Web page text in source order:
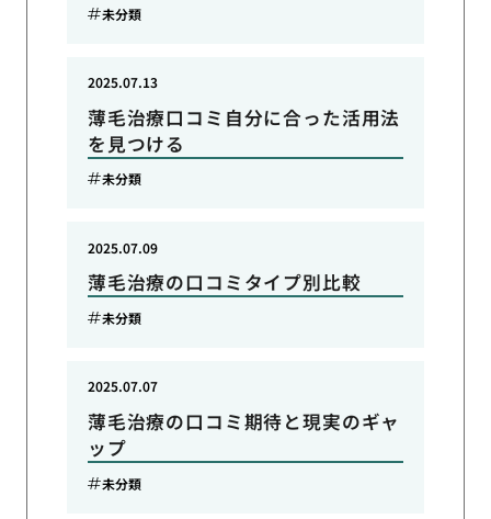
未分類
薄毛治療口コミ自分に合った活用法
を見つける
2025.07.13
未分類
薄毛治療の口コミタイプ別比較
2025.07.09
未分類
薄毛治療の口コミ期待と現実のギャ
ップ
2025.07.07
未分類